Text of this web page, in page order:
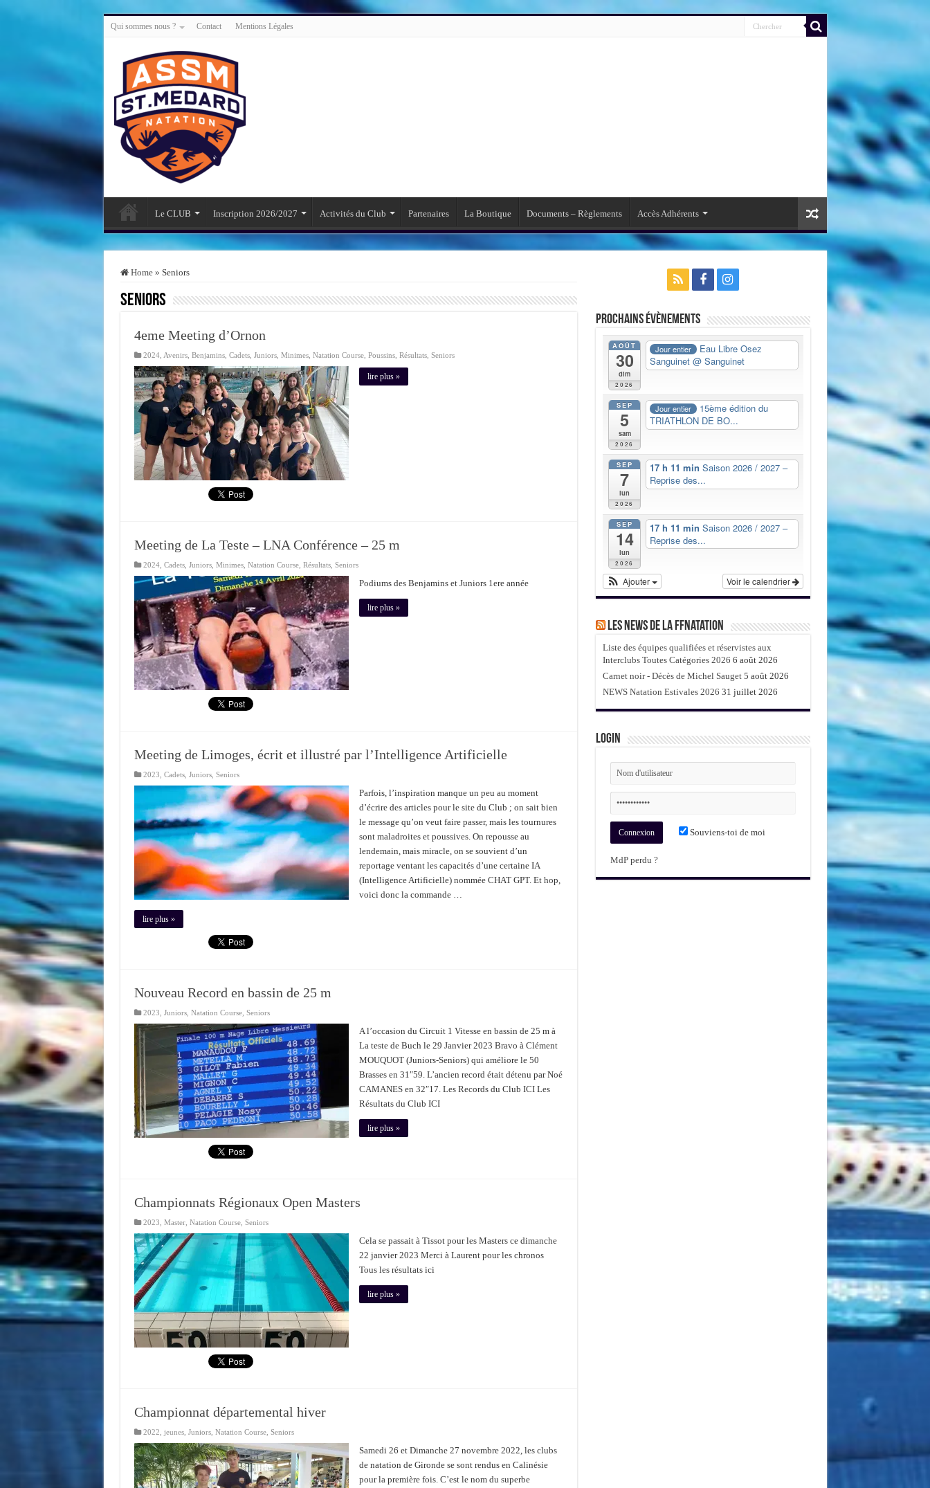
Qui sommes nous ? Contact Mentions Légales
Le CLUB Inscription 2026/2027 Activités du Club Partenaires La Boutique Documents – Règlements Accès Adhérents
Home » Seniors
Seniors
4eme Meeting d’Ornon
2024, Avenirs, Benjamins, Cadets, Juniors, Minimes, Natation Course, Poussins, Résultats, Seniors
lire plus »
Meeting de La Teste – LNA Conférence – 25 m
2024, Cadets, Juniors, Minimes, Natation Course, Résultats, Seniors
Podiums des Benjamins et Juniors 1ere année
lire plus »
Meeting de Limoges, écrit et illustré par l’Intelligence Artificielle
2023 Cadets, Juniors, Seniors
Parfois, l’inspiration manque un peu au moment
d’écrire des articles pour le site du Club ; on sait bien
le message qu’on veut faire passer, mais les tournures
sont maladroites et poussives. On repousse au
lendemain, mais miracle, on se souvient d’un
reportage ventant les capacités d’une certaine IA
(Intelligence Artificielle) nommée CHAT GPT. Et hop,
voici donc la commande …
lire plus »
Nouveau Record en bassin de 25 m
2023 Juniors, Natation Course, Seniors
A l’occasion du Circuit 1 Vitesse en bassin de 25 m à
La teste de Buch le 29 Janvier 2023 Bravo à Clément
MOUQUOT (Juniors-Seniors) qui améliore le 50
Brasses en 31″59. L’ancien record était détenu par Noé
CAMANES en 32″17. Les Records du Club ICI Les
Résultats du Club ICI
lire plus »
Championnats Régionaux Open Masters
2023 Master, Natation Course, Seniors
Cela se passait à Tissot pour les Masters ce dimanche
22 janvier 2023 Merci à Laurent pour les chronos
Tous les résultats ici
lire plus »
Championnat départemental hiver
2022 jeunes, Juniors, Natation Course, Seniors
Samedi 26 et Dimanche 27 novembre 2022, les clubs
de natation de Gironde se sont rendus en Calinésie
pour la première fois. C’est le nom du superbe
Prochains évènements
AOÛT
30
dim
2026
Jour entier
Eau Libre Osez
Sanguinet@ Sanguinet
SEP
5
sam
2026
Jour entier
15ème édition du
TRIATHLON DE BO...
SEP
7
lun
2026
17 h 11 minSaison 2026 / 2027 –
Reprise des...
SEP
14
lun
2026
17 h 11 minSaison 2026 / 2027 –
Reprise des...
Voir le calendrier
Ajouter
Les news de la FFNatation
Liste des équipes qualifiées et réservistes aux
Interclubs Toutes Catégories 2026 6 août 2026
Carnet noir - Décès de Michel Sauget 5 août 2026
NEWS Natation Estivales 2026 31 juillet 2026
Login
Souviens-toi de moi
MdP perdu ?